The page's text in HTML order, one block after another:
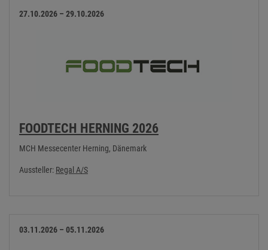
27.10.2026 – 29.10.2026
FOODTECH HERNING 2026
MCH Messecenter Herning, Dänemark
Aussteller: Regal A/S
03.11.2026 – 05.11.2026